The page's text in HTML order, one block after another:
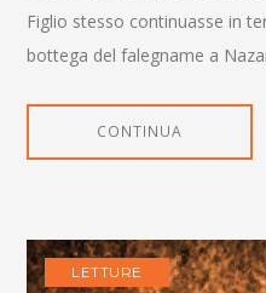
Figlio stesso continuasse in
bottega del falegname a
CONTINUA
LETTURE